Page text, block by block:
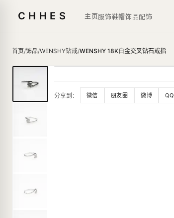
CHHES 主页服饰鞋帽饰品配饰
首页/饰品/WENSHY钻戒/WENSHY 18K白金交叉钻石戒指
分享到： 微信 朋友圈 微博 QQ